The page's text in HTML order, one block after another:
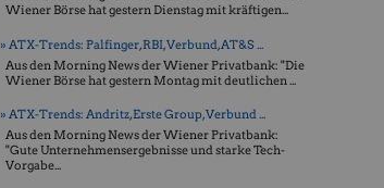
Wiener Börse hat gestern Dienstag mit kräftigen...
» ATX-Trends: Palfinger, RBI, Verbund, AT&S ...
Aus den Morning News der Wiener Privatbank: "Die
Wiener Börse hat gestern Montag mit deutlichen ...
» ATX-Trends: Andritz, Erste Group, Verbund ...
Aus den Morning News der Wiener Privatbank:
"Gute Unternehmensergebnisse und starke Tech-
Vorgabe...